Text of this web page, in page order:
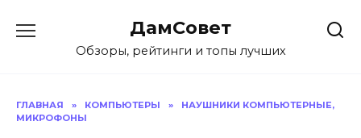
содержанию
ДамСовет
Обзоры, рейтинги и топы лучших
ГЛАВНАЯ » КОМПЬЮТЕРЫ »
НАУШНИКИ КОМПЬЮТЕРНЫЕ,
МИКРОФОНЫ